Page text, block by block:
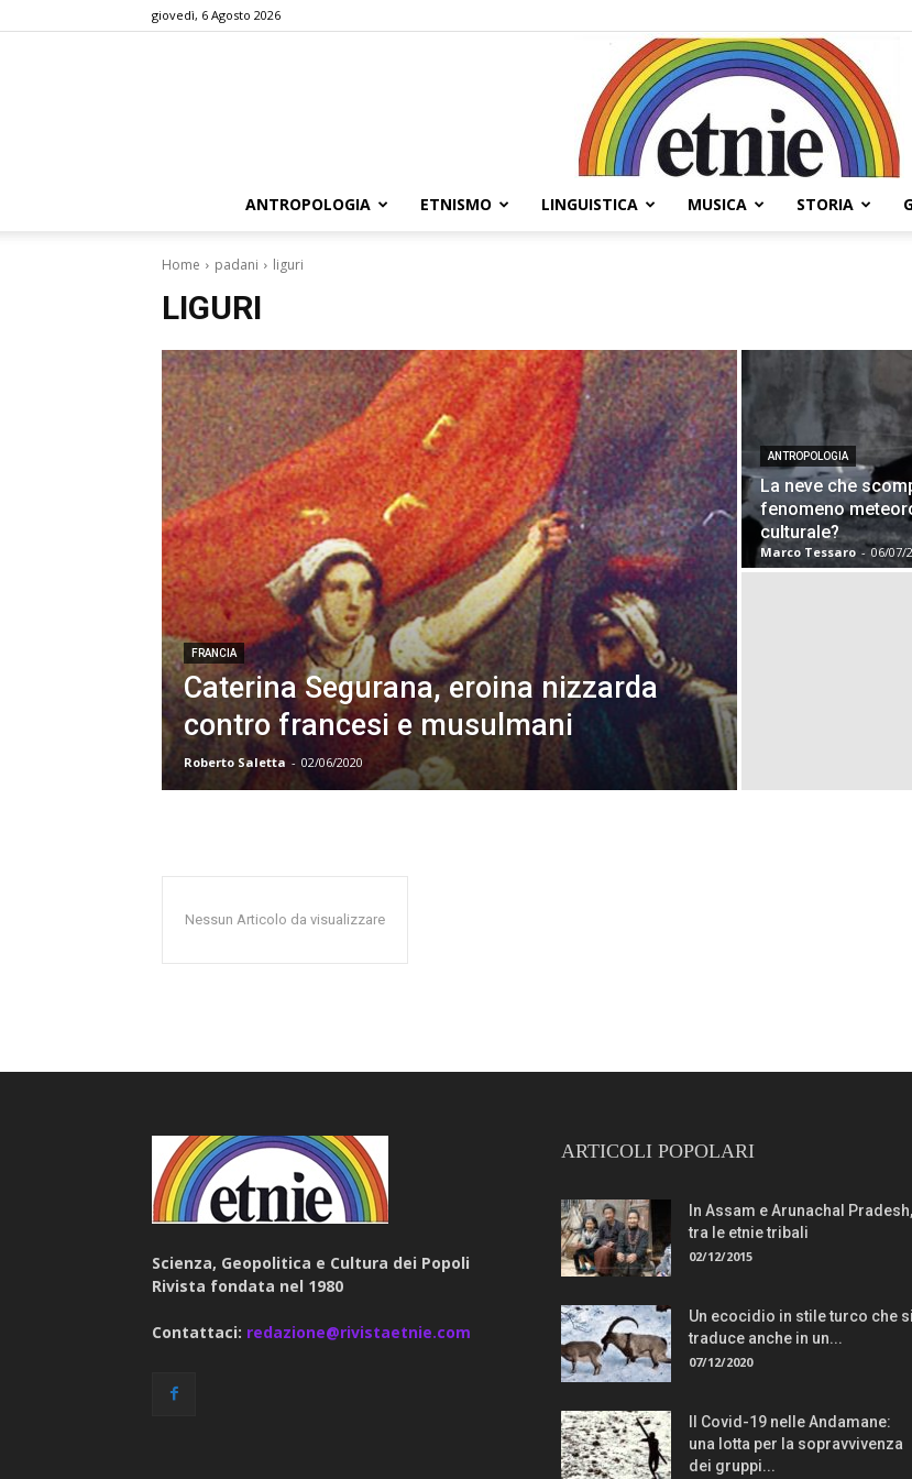
giovedì, 6 Agosto 2026
ANTROPOLOGIA ETNISMO LINGUISTICA MUSICA STORIA
Home padani liguri
LIGURI
FRANCIA
Caterina Segurana, eroina nizzarda
contro francesi e musulmani
Roberto Saletta - 02/06/2020
ANTROPOLOGIA
La neve che
fenomeno
culturale?
Marco Tessaro - 06/07/
Nessun Articolo da visualizzare
Scienza, Geopolitica e Cultura dei Popoli
Rivista fondata nel 1980
Contattaci: redazione@rivistaetnie.com
ARTICOLI POPOLARI
In Assam e Arunachal Pradesh,
tra le etnie tribali
02/12/2015
Un ecocidio in stile turco che si
traduce anche in un...
07/12/2020
Il Covid-19 nelle Andamane:
una lotta per la sopravvivenza
dei gruppi...